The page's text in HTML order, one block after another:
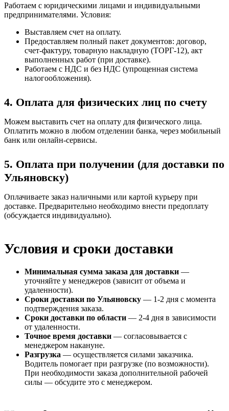
Работаем с юридическими лицами и индивидуальными
предпринимателями. Условия:
Выставляем счет на оплату.
Предоставляем полный пакет документов: договор,
счет-фактуру, товарную накладную (ТОРГ-12), акт
выполненных работ (при доставке).
Работаем с НДС и без НДС (упрощенная система
налогообложения).
4. Оплата для физических лиц по счету
Можем выставить счет на оплату для физического лица.
Оплатить можно в любом отделении банка, через мобильный
банк или онлайн-сервисы.
5. Оплата при получении (для доставки по
Ульяновску)
Оплачиваете заказ наличными или картой курьеру при
доставке. Предварительно необходимо внести предоплату
(обсуждается индивидуально).
Условия и сроки доставки
Минимальная сумма заказа для доставки —
уточняйте у менеджеров (зависит от объема и
удаленности).
Сроки доставки по Ульяновску — 1-2 дня с момента
подтверждения заказа.
Сроки доставки по области — 2-4 дня в зависимости
от удаленности.
Точное время доставки — согласовывается с
менеджером накануне.
Разгрузка — осуществляется силами заказчика.
Водитель помогает при разгрузке (по возможности).
При необходимости заказа дополнительной рабочей
силы — обсудите это с менеджером.